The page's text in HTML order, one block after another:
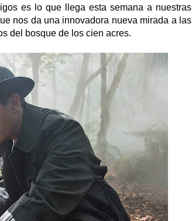
es lo que llega esta semana a nuestras
nos da una innovadora nueva mirada a las
del bosque de los cien acres.